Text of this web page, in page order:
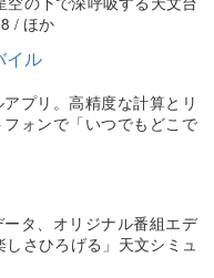
/ ほか
イル
プリ。高精度な計算とリ
ォンで「いつでもどこで
タ、オリジナル番組エデ
さひろげる」天文シミュ